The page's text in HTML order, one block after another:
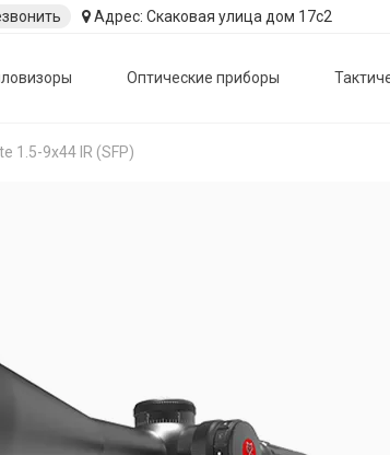
Оптические приборы
Адрес: Скаковая улица дом 17с2
1.5-9x44 IR (SFP)